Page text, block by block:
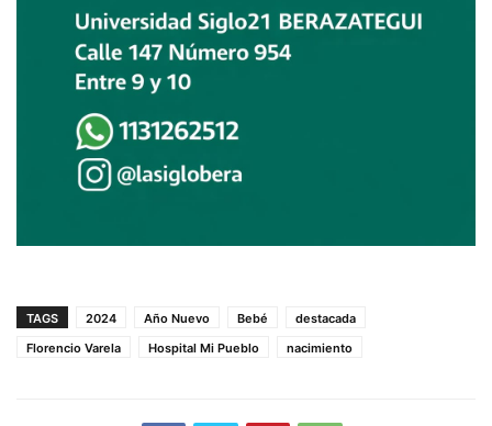
TAGS 2024 Año Nuevo Bebé
destacada
Florencio Varela
Hospital Mi Pueblo nacimiento